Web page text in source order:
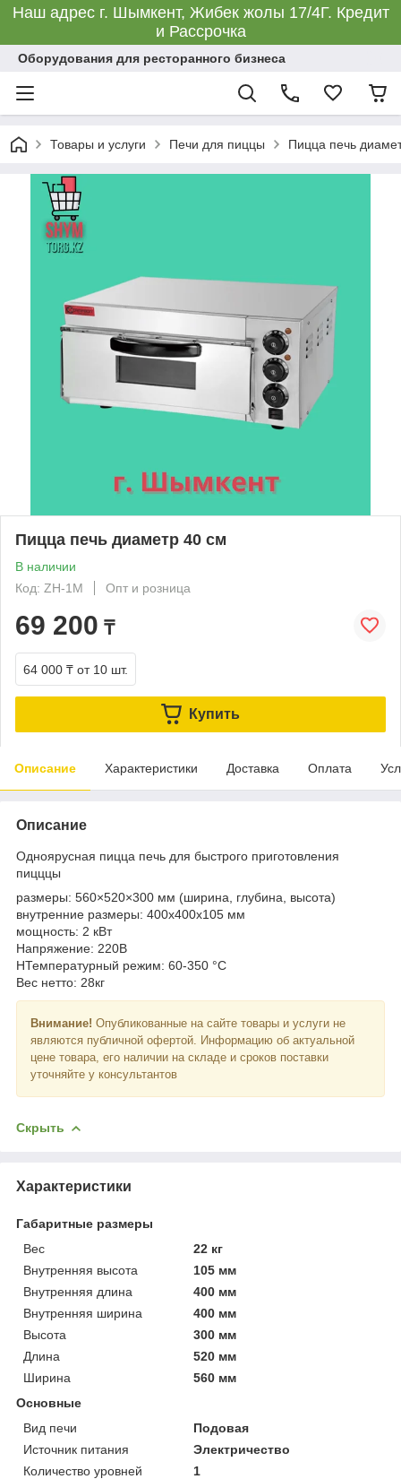
Наш адрес г. Шымкент, Жибек жолы 17/4Г. Кредит
и Рассрочка
Оборудования для ресторанного бизнеса
Товары и услуги Печи для пиццы Пицца печь
Пицца печь диаметр 40 см
В наличии
Код: ZH-1M
Опт и розница
69 200 ₸
64 000 ₸ от 10 шт.
Купить
Описание Характеристики Доставка Оплата
Описание
Одноярусная пицца печь для быстрого приготовления
пицццы
размеры: 560×520×300 мм (ширина, глубина, высота)
внутренние размеры: 400x400x105 мм
мощность: 2 кВт
Напряжение: 220В
НТемпературный режим: 60-350 °С
Вес нетто: 28кг
Внимание! Опубликованные на сайте товары и услуги не
являются публичной офертой. Информацию об актуальной
цене товара, его наличии на складе и сроков поставки
уточняйте у консультантов
Скрыть
Характеристики
Габаритные размеры
Вес
22 кг
Внутренняя высота
105 мм
Внутренняя длина
400 мм
Внутренняя ширина
400 мм
Высота
300 мм
Длина
520 мм
Ширина
560 мм
Основные
Вид печи
Подовая
Источник питания
Электричество
Количество уровней
1